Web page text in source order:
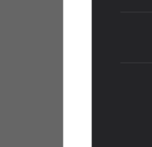
~ be